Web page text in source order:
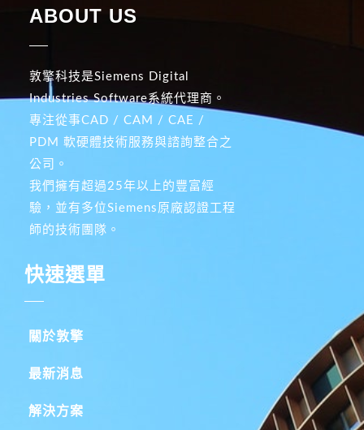
ABOUT US
敦擎科技是Siemens Digital
Industries Software系統代理商。
專注從事CAD / CAM / CAE /
PDM 軟硬體技術服務與諮詢整合之
公司。
我們擁有超過25年以上的豐富經
驗，並有多位Siemens原廠認證工程
師的技術團隊。
快速選單
關於敦擎
最新消息
解決方案